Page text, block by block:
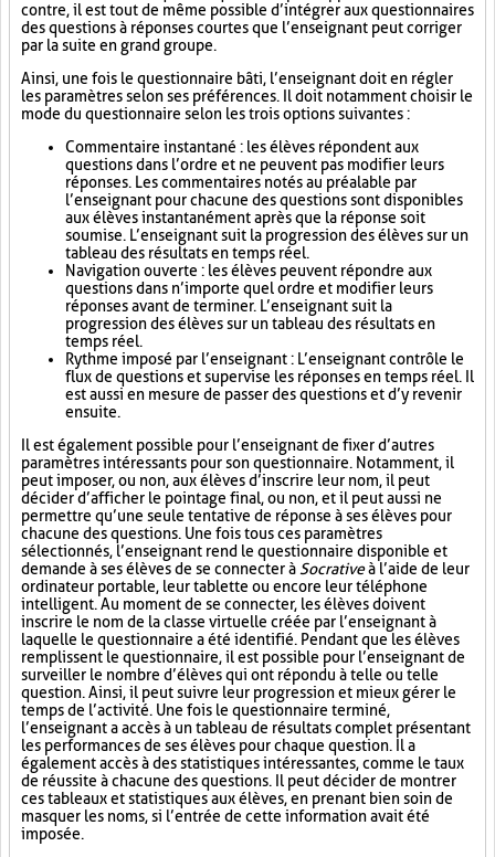
contre, il est tout de même possible d’intégrer aux questionnaires
des questions à réponses courtes que l’enseignant peut corriger
par la suite en grand groupe.
Ainsi, une fois le questionnaire bâti, l’enseignant doit en régler
les paramètres selon ses préférences. Il doit notamment choisir le
mode du questionnaire selon les trois options suivantes :
Commentaire instantané : les élèves répondent aux
questions dans l’ordre et ne peuvent pas modifier leurs
réponses. Les commentaires notés au préalable par
l’enseignant pour chacune des questions sont disponibles
aux élèves instantanément après que la réponse soit
soumise. L’enseignant suit la progression des élèves sur un
tableau des résultats en temps réel.
Navigation ouverte : les élèves peuvent répondre aux
questions dans n’importe quel ordre et modifier leurs
réponses avant de terminer. L’enseignant suit la
progression des élèves sur un tableau des résultats en
temps réel.
Rythme imposé par l’enseignant : L’enseignant contrôle le
flux de questions et supervise les réponses en temps réel. Il
est aussi en mesure de passer des questions et d’y revenir
ensuite.
Il est également possible pour l’enseignant de fixer d’autres
paramètres intéressants pour son questionnaire. Notamment, il
peut imposer, ou non, aux élèves d’inscrire leur nom, il peut
décider d’afficher le pointage final, ou non, et il peut aussi ne
permettre qu’une seule tentative de réponse à ses élèves pour
chacune des questions. Une fois tous ces paramètres
sélectionnés, l’enseignant rend le questionnaire disponible et
demande à ses élèves de se connecter à Socrativeà l’aide de leur
ordinateur portable, leur tablette ou encore leur téléphone
intelligent. Au moment de se connecter, les élèves doivent
inscrire le nom de la classe virtuelle créée par l’enseignant à
laquelle le questionnaire a été identifié. Pendant que les élèves
remplissent le questionnaire, il est possible pour l’enseignant de
surveiller le nombre d’élèves qui ont répondu à telle ou telle
question. Ainsi, il peut suivre leur progression et mieux gérer le
temps de l’activité. Une fois le questionnaire terminé,
l’enseignant a accès à un tableau de résultats complet présentant
les performances de ses élèves pour chaque question. Il a
également accès à des statistiques intéressantes, comme le taux
de réussite à chacune des questions. Il peut décider de montrer
ces tableaux et statistiques aux élèves, en prenant bien soin de
masquer les noms, si l’entrée de cette information avait été
imposée.